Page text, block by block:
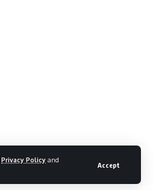
Privacy Policy and
Accept